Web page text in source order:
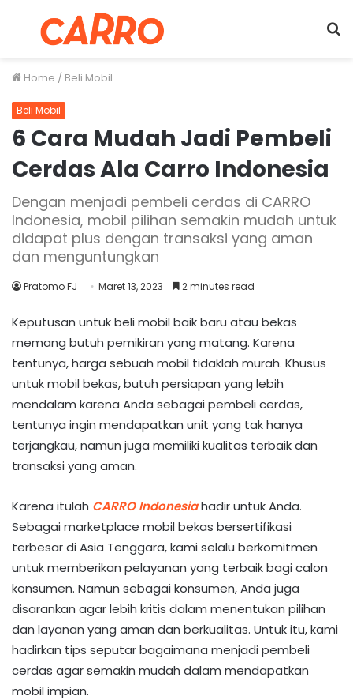
Menu
Home / Beli Mobil
Beli Mobil
6 Cara Mudah Jadi Pembeli
Cerdas Ala Carro Indonesia
Dengan menjadi pembeli cerdas di CARRO
Indonesia, mobil pilihan semakin mudah untuk
didapat plus dengan transaksi yang aman
dan menguntungkan
Pratomo FJ Maret 13, 2023 2 minutes read
Keputusan untuk beli mobil baik baru atau bekas
memang butuh pemikiran yang matang. Karena
tentunya, harga sebuah mobil tidaklah murah. Khusus
untuk mobil bekas, butuh persiapan yang lebih
mendalam karena Anda sebagai pembeli cerdas,
tentunya ingin mendapatkan unit yang tak hanya
terjangkau, namun juga memiliki kualitas terbaik dan
transaksi yang aman.
Karena itulah CARRO Indonesiahadir untuk Anda.
Sebagai marketplace mobil bekas bersertifikasi
terbesar di Asia Tenggara, kami selalu berkomitmen
untuk memberikan pelayanan yang terbaik bagi calon
konsumen. Namun sebagai konsumen, Anda juga
disarankan agar lebih kritis dalam menentukan pilihan
dan layanan yang aman dan berkualitas. Untuk itu, kami
hadirkan tips seputar bagaimana menjadi pembeli
cerdas agar semakin mudah dalam mendapatkan
mobil impian.